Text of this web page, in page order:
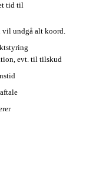
tid til
vil undgå alt koord.
evt. til tilskud